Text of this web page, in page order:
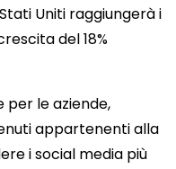
Uniti raggiungerà i
del 18%
per le aziende,
appartenenti alla
i social media più